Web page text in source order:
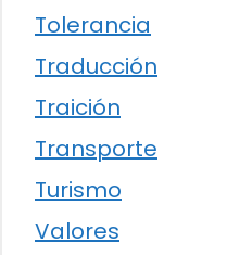
Tolerancia
Traducción
Traición
Transporte
Turismo
Valores